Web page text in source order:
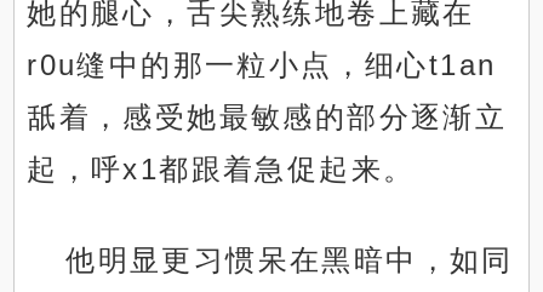
她的腿心，舌尖熟练地卷上藏在
r0u缝中的那一粒小点，细心t1an
舐着，感受她最敏感的部分逐渐立
起，呼x1都跟着急促起来。
他明显更习惯呆在黑暗中，如同